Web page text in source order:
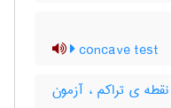
concave test
ی تراکم ، آزمون